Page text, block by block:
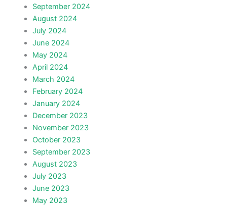
September 2024
August 2024
July 2024
June 2024
May 2024
April 2024
March 2024
February 2024
January 2024
December 2023
November 2023
October 2023
September 2023
August 2023
July 2023
June 2023
May 2023